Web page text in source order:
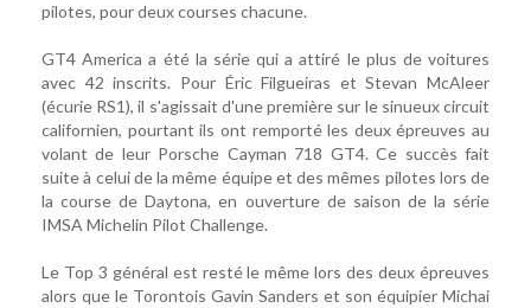
pilotes, pour deux courses chacune.
GT4 America a été la série qui a attiré le plus de voitures
avec 42 inscrits. Pour Éric Filgueiras et Stevan McAleer
(écurie RS1), il s'agissait d'une première sur le sinueux circuit
californien, pourtant ils ont remporté les deux épreuves au
volant de leur Porsche Cayman 718 GT4. Ce succès fait
suite à celui de la même équipe et des mêmes pilotes lors de
la course de Daytona, en ouverture de saison de la série
IMSA Michelin Pilot Challenge.
Le Top 3 général est resté le même lors des deux épreuves
alors que le Torontois Gavin Sanders et son équipier Michai